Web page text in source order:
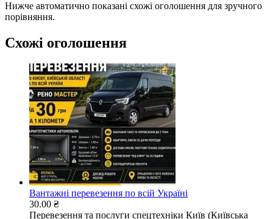
Нижче автоматично показані схожі оголошення для зручного
порівняння.
Схожі оголошення
Вантажні перевезення по всій Україні
30.00 ₴
Перевезення та послуги спецтехніки Київ (Київська